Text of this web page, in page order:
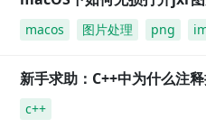
macos 图片处理 png
新手求助：C++中为什么注
c++